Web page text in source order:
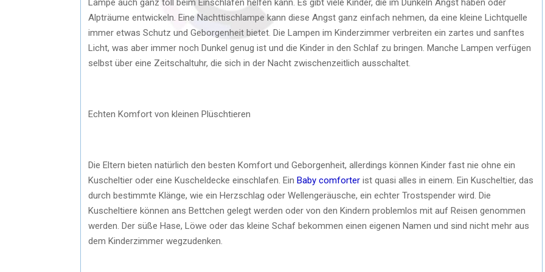
Alpträume entwickeln. Eine Nachttischlampe kann diese Angst ganz einfach nehmen, da eine kleine Lichtquelle
immer etwas Schutz und Geborgenheit bietet. Die Lampen im Kinderzimmer verbreiten ein zartes und sanftes
Licht, was aber immer noch Dunkel genug ist und die Kinder in den Schlaf zu bringen. Manche Lampen verfügen
selbst über eine Zeitschaltuhr, die sich in der Nacht zwischenzeitlich ausschaltet.
Echten Komfort von kleinen Plüschtieren
Die Eltern bieten natürlich den besten Komfort und Geborgenheit, allerdings können Kinder fast nie ohne ein
Kuscheltier oder eine Kuscheldecke einschlafen. Ein Baby comforter ist quasi alles in einem. Ein Kuscheltier, das
durch bestimmte Klänge, wie ein Herzschlag oder Wellengeräusche, ein echter Trostspender wird. Die
Kuscheltiere können ans Bettchen gelegt werden oder von den Kindern problemlos mit auf Reisen genommen
werden. Der süße Hase, Löwe oder das kleine Schaf bekommen einen eigenen Namen und sind nicht mehr aus
dem Kinderzimmer wegzudenken.